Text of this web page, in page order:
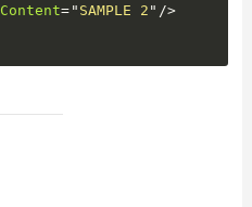
Content= " SAMPLE 2 " />